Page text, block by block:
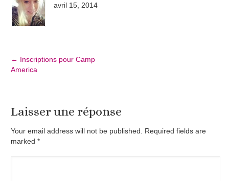
avril 15, 2014
← Inscriptions pour Camp
America
Laisser une réponse
Your email address will not be published. Required fields are
marked*